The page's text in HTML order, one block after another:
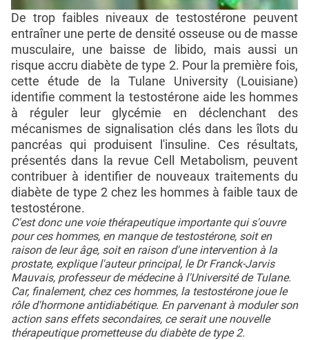
De trop faibles niveaux de testostérone peuvent
entraîner une perte de densité osseuse ou de masse
musculaire, une baisse de libido, mais aussi un
risque accru diabète de type 2. Pour la première fois,
cette étude de la Tulane University (Louisiane)
identifie comment la testostérone aide les hommes
à réguler leur glycémie en déclenchant des
mécanismes de signalisation clés dans les îlots du
pancréas qui produisent l'insuline. Ces résultats,
présentés dans la revue Cell Metabolism, peuvent
contribuer à identifier de nouveaux traitements du
diabète de type 2 chez les hommes à faible taux de
testostérone.
C'est donc une voie thérapeutique importante qui s'ouvre
pour ces hommes, en manque de testostérone, soit en
raison de leur âge, soit en raison d'une intervention à la
prostate, explique l'auteur principal, le Dr Franck-Jarvis
Mauvais, professeur de médecine à l'Université de Tulane.
Car, finalement, chez ces hommes, la testostérone joue le
rôle d'hormone antidiabétique. En parvenant à moduler son
action sans effets secondaires, ce serait une nouvelle
thérapeutique prometteuse du diabète de type 2.